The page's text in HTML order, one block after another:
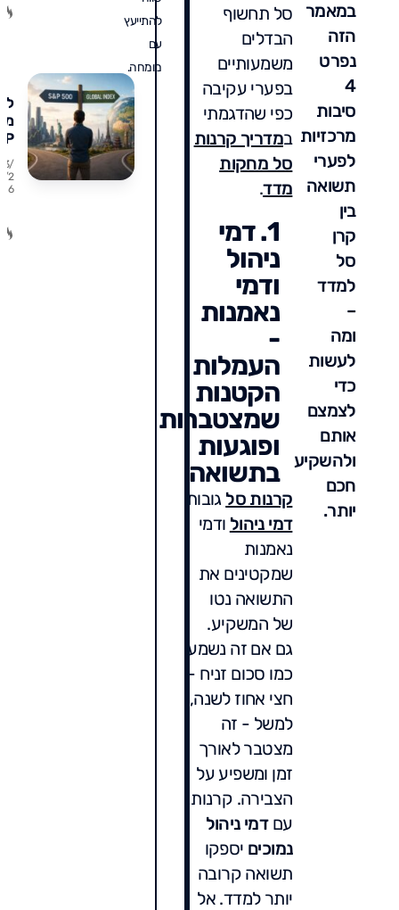
במאמר
הזה
נפרט
4
סיבות
מרכזיות
לפערי
תשואה
בין
קרן
סל
למדד
–
ומה
לעשות
כדי
לצמצם
אותם
ולהשקיע
חכם
יותר.
סל תחשוף
הבדלים
משמעותיים
בפערי עקיבה
כפי שהדגמתי
במדריך קרנות
סל מחקות
מדד.
1. דמי
ניהול
ודמי
נאמנות
-
העמלות
הקטנות
שמצטברות
ופוגעות
בתשואה
קרנות סל גובות
דמי ניהול ודמי
נאמנות
שמקטינים את
התשואה נטו
של המשקיע.
גם אם זה נשמע
כמו סכום זניח -
חצי אחוז לשנה,
למשל - זה
מצטבר לאורך
זמן ומשפיע על
הצבירה. קרנות
עםדמי ניהול
נמוכים יספקו
תשואה קרובה
יותר למדד. אל
להתייעץ
עם
מומחה.
2
6